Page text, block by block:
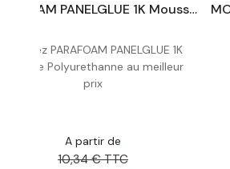
Acheter
PARAFOAM PANELGLUE 1K Mousse Polyurethanne
Achetez PARAFOAM PANELGLUE 1K
Mousse Polyurethanne au meilleur
prix
A partir de
10,34 € TTC